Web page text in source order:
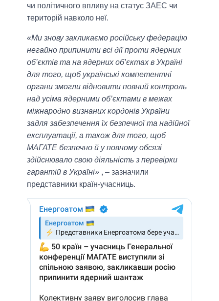
чи політичного впливу на статус ЗАЕС чи
територій навколо неї.
«Ми знову закликаємо російську федерацію
негайно припинити всі дії проти ядерних
об’єктів та на ядерних об’єктах в Україні
для того, щоб українські компетентні
органи змогли відновити повний контроль
над усіма ядерними об’єктами в межах
міжнародно визнаних кордонів України
задля забезпечення їх безпечної та надійної
експлуатації, а також для того, щоб
МАГАТЕ безпечно й у повному обсязі
здійснювало свою діяльність з перевірки
гарантій в Україні» , – зазначили
представники країн-учасниць.